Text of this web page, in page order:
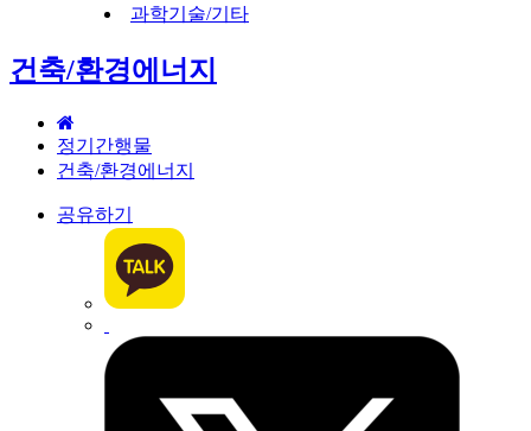
과학기술/기타
건축/환경에너지
정기간행물
건축/환경에너지
공유하기